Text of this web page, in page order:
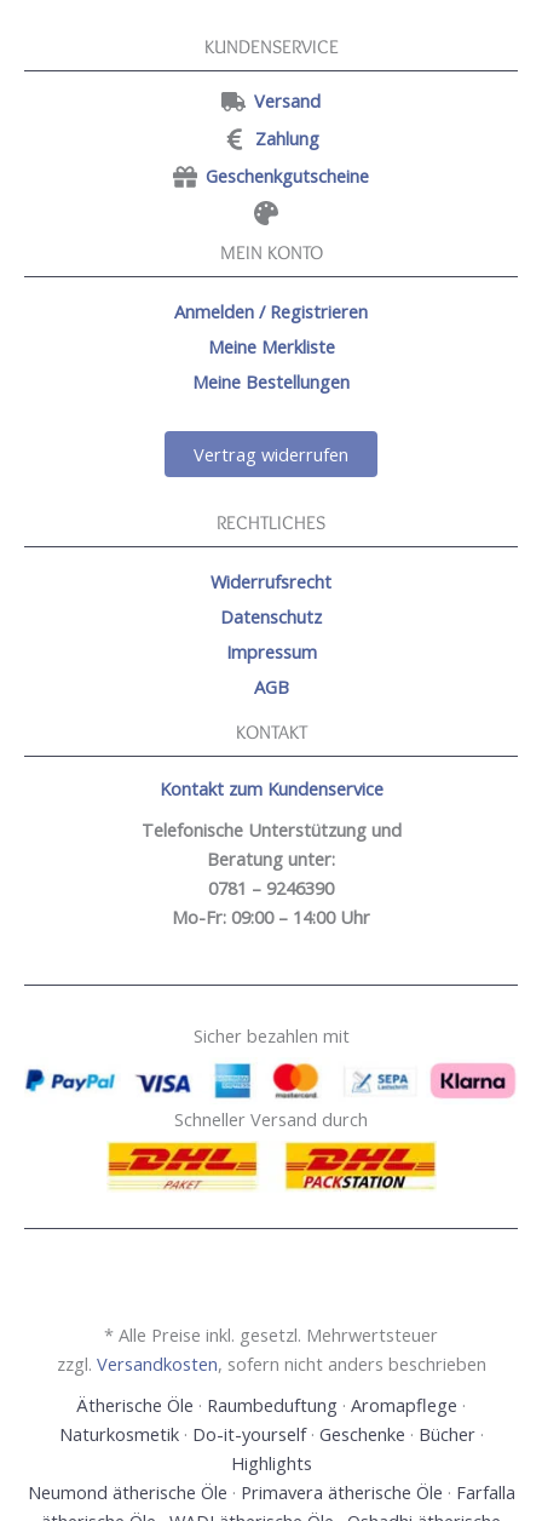
KUNDENSERVICE
Versand
Zahlung
Geschenkgutscheine
MEIN KONTO
Anmelden / Registrieren
Meine Merkliste
Meine Bestellungen
Vertrag widerrufen
RECHTLICHES
Widerrufsrecht
Datenschutz
Impressum
AGB
KONTAKT
Kontakt zum Kundenservice
Telefonische Unterstützung und
Beratung unter:
0781 – 9246390
Mo-Fr: 09:00 – 14:00 Uhr
Sicher bezahlen mit
Schneller Versand durch
* Alle Preise inkl. gesetzl. Mehrwertsteuer
zzgl. Versandkosten, sofern nicht anders beschrieben
Ätherische Öle · Raumbeduftung · Aromapflege ·
Naturkosmetik· Do-it-yourself· Geschenke · Bücher·
Highlights
Neumond ätherische Öle · Primavera ätherische Öle · Farfalla